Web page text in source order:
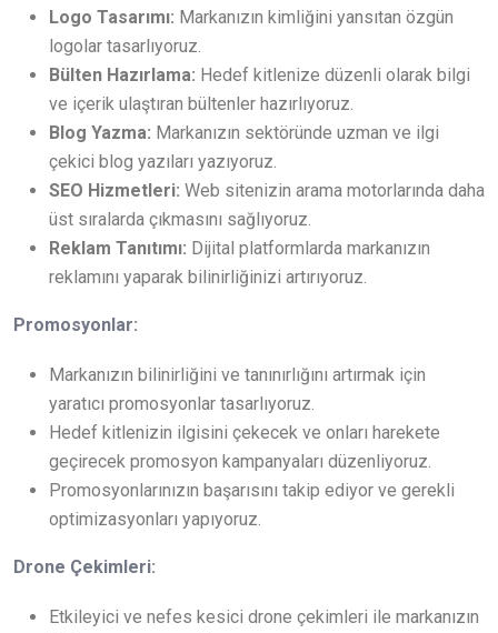
Logo Tasarımı: Markanızın kimliğini yansıtan özgün
logolar tasarlıyoruz.
Bülten Hazırlama: Hedef kitlenize düzenli olarak bilgi
ve içerik ulaştıran bültenler hazırlıyoruz.
Blog Yazma: Markanızın sektöründe uzman ve ilgi
çekici blog yazıları yazıyoruz.
SEO Hizmetleri: Web sitenizin arama motorlarında daha
üst sıralarda çıkmasını sağlıyoruz.
Reklam Tanıtımı: Dijital platformlarda markanızın
reklamını yaparak bilinirliğinizi artırıyoruz.
Promosyonlar:
Markanızın bilinirliğini ve tanınırlığını artırmak için
yaratıcı promosyonlar tasarlıyoruz.
Hedef kitlenizin ilgisini çekecek ve onları harekete
geçirecek promosyon kampanyaları düzenliyoruz.
Promosyonlarınızın başarısını takip ediyor ve gerekli
optimizasyonları yapıyoruz.
Drone Çekimleri:
Etkileyici ve nefes kesici drone çekimleri ile markanızın